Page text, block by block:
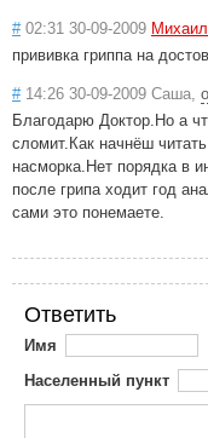
#02:31 30-09-2009
прививка гриппа на
#14:26 30-09-2009 Саша,
Благодарю Доктор.Но а
сломит.Как начнёш
насморка.Нет порядка в
после грипа ходит год
сами это понемаете.
Ответить
Имя
Населенный пункт